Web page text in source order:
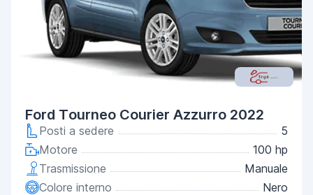
Ford Tourneo Courier Azzurro 2022
Posti a sedere
5
Motore
100 hp
Trasmissione
Manuale
Colore interno
Nero